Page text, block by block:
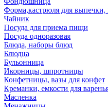
Форма,кастрюля для выпечки,
Чайник
Посуда для приема пищи
Посуда одноразовая
Блюда, наборы блюд
Блюдца
Бульонница
Икорницы, шпротницы
Конфетницы, вазы для конфет
Креманки, емкости для
Масленка